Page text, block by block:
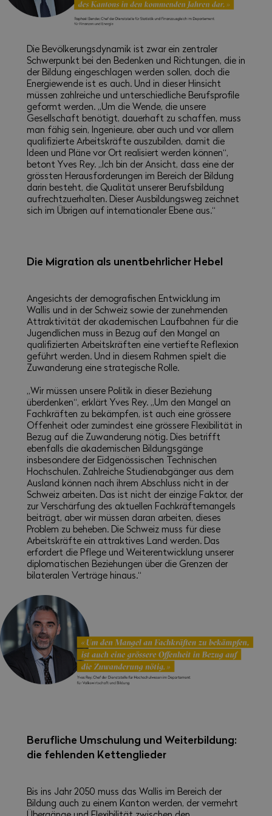
Die Bevölkerungsdynamik ist zwar ein zentraler
Schwerpunkt bei den Bedenken und Richtungen, die in
der Bildung eingeschlagen werden sollen, doch die
Energiewende ist es auch. Und in dieser Hinsicht
müssen zahlreiche und unterschiedliche Berufsprofile
geformt werden. „Um die Wende, die unsere
Gesellschaft benötigt, dauerhaft zu schaffen, muss
man fähig sein, Ingenieure, aber auch und vor allem
qualifizierte Arbeitskräfte auszubilden, damit die
Ideen und Pläne vor Ort realisiert werden können“,
betont Yves Rey. „Ich bin der Ansicht, dass eine der
grössten Herausforderungen im Bereich der Bildung
darin besteht, die Qualität unserer Berufsbildung
aufrechtzuerhalten. Dieser Ausbildungsweg zeichnet
sich im Übrigen auf internationaler Ebene aus.“
Die Migration als unentbehrlicher Hebel
Angesichts der demografischen Entwicklung im
Wallis und in der Schweiz sowie der zunehmenden
Attraktivität der akademischen Laufbahnen für die
Jugendlichen muss in Bezug auf den Mangel an
qualifizierten Arbeitskräften eine vertiefte Reflexion
geführt werden. Und in diesem Rahmen spielt die
Zuwanderung eine strategische Rolle.
„Wir müssen unsere Politik in dieser Beziehung
überdenken“, erklärt Yves Rey. „Um den Mangel an
Fachkräften zu bekämpfen, ist auch eine grössere
Offenheit oder zumindest eine grössere Flexibilität in
Bezug auf die Zuwanderung nötig. Dies betrifft
ebenfalls die akademischen Bildungsgänge
insbesondere der Eidgenössischen Technischen
Hochschulen. Zahlreiche Studienabgänger aus dem
Ausland können nach ihrem Abschluss nicht in der
Schweiz arbeiten. Das ist nicht der einzige Faktor, der
zur Verschärfung des aktuellen Fachkräftemangels
beiträgt, aber wir müssen daran arbeiten, dieses
Problem zu beheben. Die Schweiz muss für diese
Arbeitskräfte ein attraktives Land werden. Das
erfordert die Pflege und Weiterentwicklung unserer
diplomatischen Beziehungen über die Grenzen der
bilateralen Verträge hinaus.“
Berufliche Umschulung und Weiterbildung:
die fehlenden Kettenglieder
Bis ins Jahr 2050 muss das Wallis im Bereich der
Bildung auch zu einem Kanton werden, der vermehrt